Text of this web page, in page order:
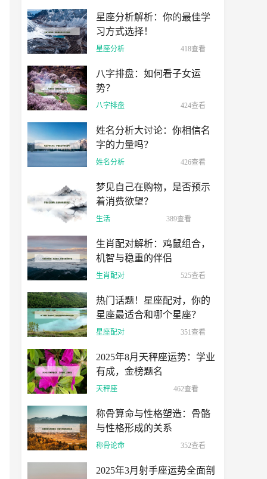
星座分析解析：你的最佳学
习方式选择！
星座分析 418查看
八字排盘：如何看子女运
势？
八字排盘 424查看
姓名分析大讨论：你相信名
字的力量吗？
姓名分析 426查看
梦见自己在购物，是否预示
着消费欲望？
生活 389查看
生肖配对解析：鸡鼠组合，
机智与稳重的伴侣
生肖配对 525查看
热门话题！星座配对，你的
星座最适合和哪个星座？
星座配对 351查看
2025年8月天秤座运势：学业
有成，金榜题名
天秤座 462查看
称骨算命与性格塑造：骨骼
与性格形成的关系
称骨论命 352查看
2025年3月射手座运势全面剖